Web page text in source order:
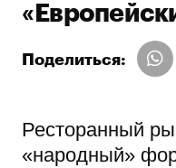
Поделиться:
Ресторанный
«народный»